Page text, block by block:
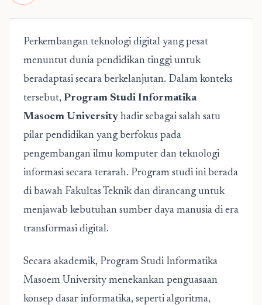
Perkembangan teknologi digital yang pesat
menuntut dunia pendidikan tinggi untuk
beradaptasi secara berkelanjutan. Dalam konteks
tersebut, Program Studi Informatika
Masoem University hadir sebagai salah satu
pilar pendidikan yang berfokus pada
pengembangan ilmu komputer dan teknologi
informasi secara terarah. Program studi ini berada
di bawah Fakultas Teknik dan dirancang untuk
menjawab kebutuhan sumber daya manusia di era
transformasi digital.
Secara akademik, Program Studi Informatika
Masoem University menekankan penguasaan
konsep dasar informatika, seperti algoritma,